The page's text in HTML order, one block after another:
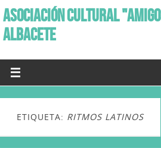
ASOCIACIÓN CULTURAL
ALBACETE
ETIQUETA: RITMOS LATINOS